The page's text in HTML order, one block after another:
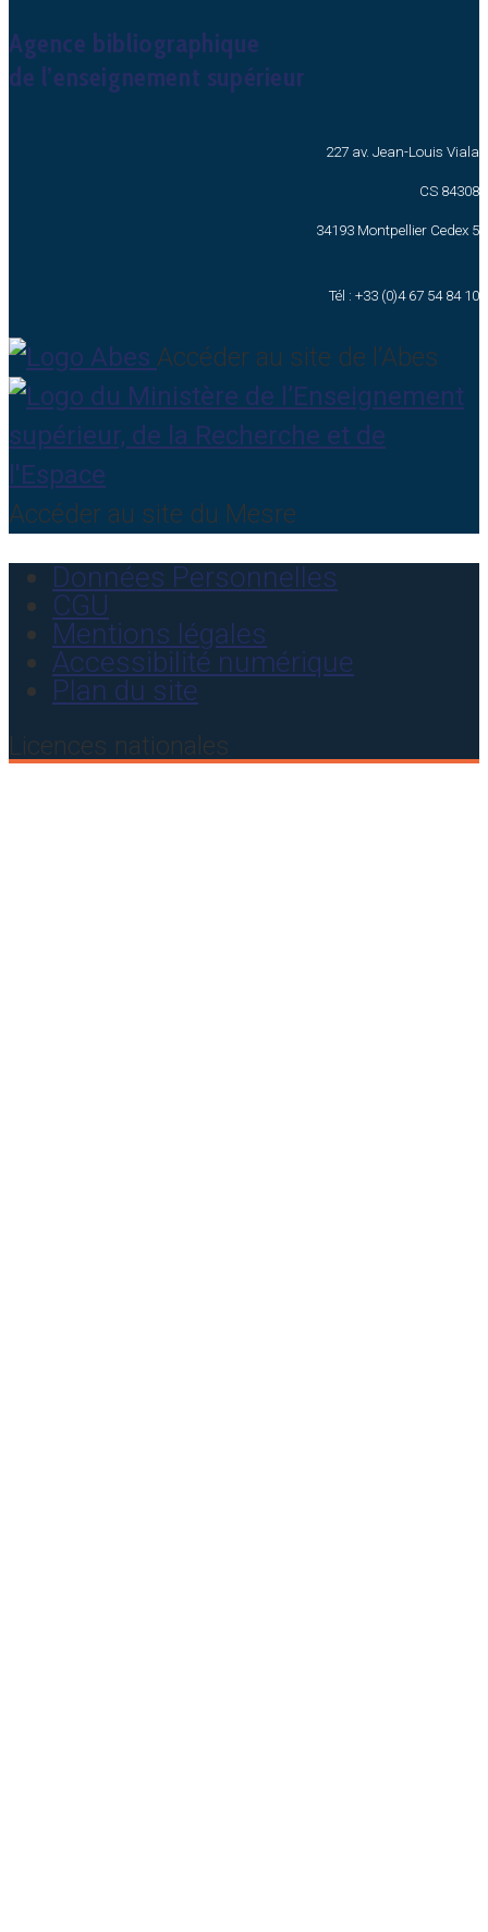
Agence bibliographique
de l’enseignement supérieur
227 av. Jean-Louis Viala
CS 84308
34193 Montpellier Cedex 5
Tél : +33 (0)4 67 54 84 10
Accéder au site de l’Abes
Accéder au site du Mesre
Données Personnelles
CGU
Mentions légales
Accessibilité numérique
Plan du site
Licences nationales